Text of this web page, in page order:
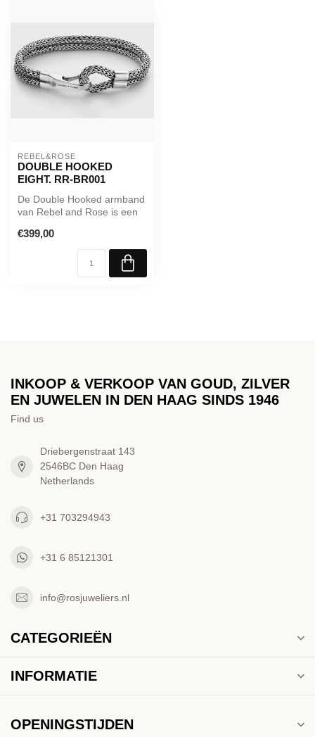
REBEL&ROSE
DOUBLE HOOKED
EIGHT. RR-BR001
De Double Hooked armband
van Rebel and Rose is een
sieraa...
€399,00
INKOOP & VERKOOP VAN GOUD, ZILVER
EN JUWELEN IN DEN HAAG SINDS 1946
Find us
Driebergenstraat 143
2546BC Den Haag
Netherlands
+31 703294943
+31 6 85121301
info@rosjuweliers.nl
CATEGORIEËN
INFORMATIE
OPENINGSTIJDEN